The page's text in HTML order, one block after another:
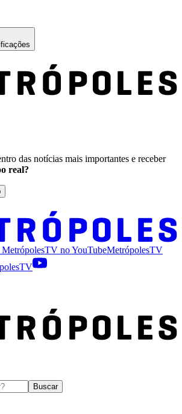
das notícias mais importantes e receber
real?
MetrópolesTV noYouTubeMetrópolesTV
Buscar